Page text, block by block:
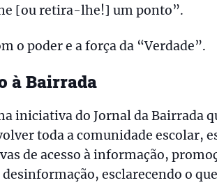
[ou retira-lhe!] um ponto”.
o poder e a força da “Verdade”.
à Bairrada
iniciativa do Jornal da Bairrada
toda a comunidade escolar,
de acesso à informação,
esclarecendo o